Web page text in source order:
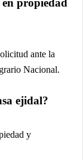
propiedad
ante la
Nacional.
ejidal?
y